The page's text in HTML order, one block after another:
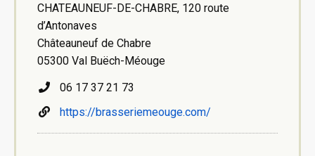
CHATEAUNEUF-DE-CHABRE, 120 route
d’Antonaves
Châteauneuf de Chabre
05300 Val Buëch-Méouge
06 17 37 21 73
https://brasseriemeouge.com/